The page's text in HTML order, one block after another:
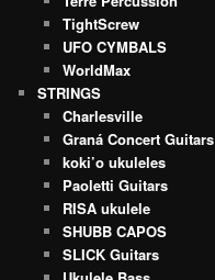
TightScrew
UFO CYMBALS
WorldMax
STRINGS
Charlesville
Graná Concert Guitars
koki’o ukuleles
Paoletti Guitars
RISA ukulele
SHUBB CAPOS
SLICK Guitars